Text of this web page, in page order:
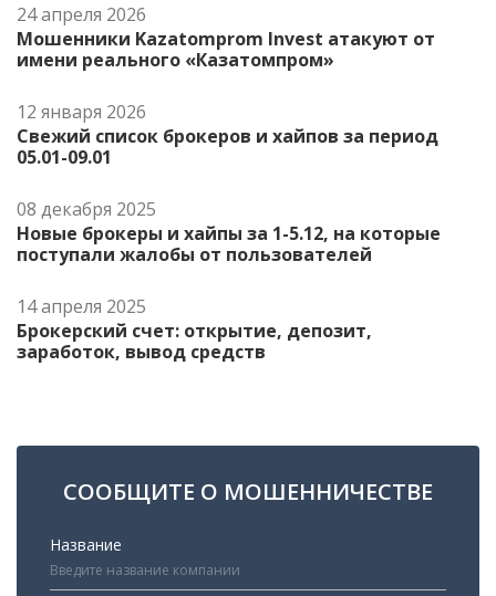
24 апреля 2026
Мошенники Kazatomprom Invest атакуют от
имени реального «Казатомпром»
12 января 2026
Свежий список брокеров и хайпов за период
05.01-09.01
08 декабря 2025
Новые брокеры и хайпы за 1-5.12, на которые
поступали жалобы от пользователей
14 апреля 2025
Брокерский счет: открытие, депозит,
заработок, вывод средств
СООБЩИТЕ О МОШЕННИЧЕСТВЕ
Название